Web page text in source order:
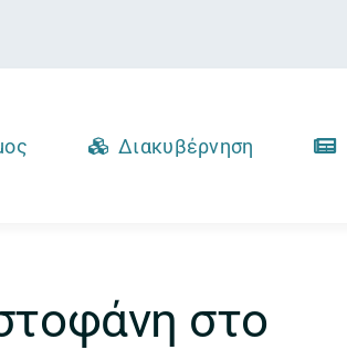
Διακυβέρνηση
στο